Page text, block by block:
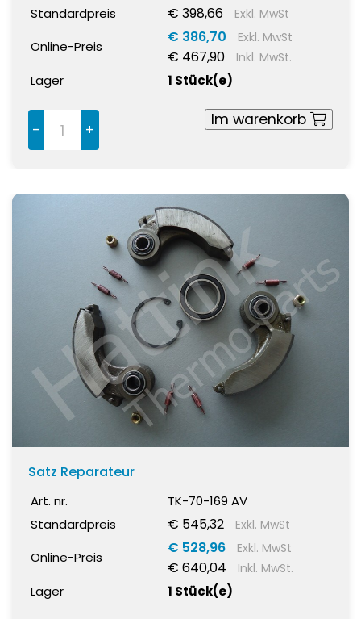
Standardpreis
€ 398,66 Exkl. MwSt
Online-Preis
€ 386,70 Exkl. MwSt
€ 467,90 Inkl. MwSt.
Lager 1 Stück(e)
- +
Im warenkorb
Satz Reparateur
Art. nr.
TK-70-169 AV
Standardpreis
€ 545,32 Exkl. MwSt
Online-Preis
€ 528,96 Exkl. MwSt
€ 640,04 Inkl. MwSt.
Lager 1 Stück(e)